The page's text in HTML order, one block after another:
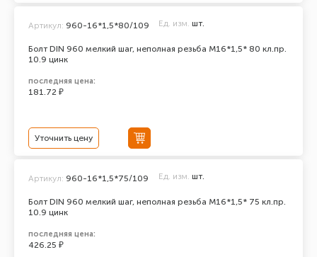
Болт DIN 960 мелкий шаг, неполная резьба M16*1,5* 80 кл.пр.
10.9 цинк
Артикул: 960-16*1,5*80/109 Ед. изм. шт.
последняя цена:
181.72 ₽
Уточнить цену
Болт DIN 960 мелкий шаг, неполная резьба M16*1,5* 75 кл.пр.
10.9 цинк
Артикул: 960-16*1,5*75/109 Ед. изм. шт.
последняя цена:
426.25 ₽